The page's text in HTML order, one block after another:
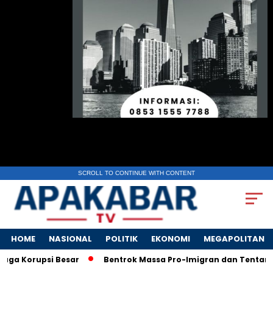
SCROLL TO CONTINUE WITH CONTENT
HOME NASIONAL POLITIK EKONOMI MEGAPOLITAN
Besar Bentrok Massa Pro-Imigran dan Tentara AS